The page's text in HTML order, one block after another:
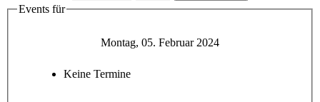
Events für
Montag, 05. Februar 2024
Keine Termine